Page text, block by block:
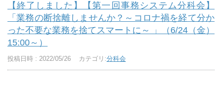
【終了しました】【第一回事務システム分科会】
「業務の断捨離しませんか？～コロナ禍を経て分か
った不要な業務を捨てスマートに～ 」（6/24（金）
15:00～）
投稿日時 : 2022/05/26 カテゴリ:分科会